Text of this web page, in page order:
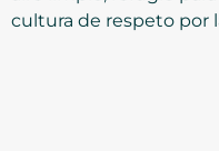
cultura de respeto por